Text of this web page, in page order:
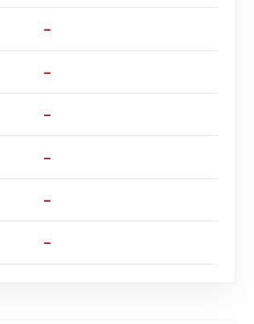
–
–
–
–
–
–